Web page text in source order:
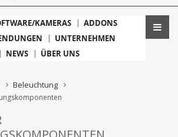
KAMERAS
ADDONS
UNTERNEHMEN
NEWS ÜBER UNS
Beleuchtung